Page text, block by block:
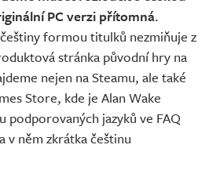
PC verzi přítomná.
formou titulků nezmiňuje z
stránka původní hry na
nejen na Steamu, ale také
Store, kde je Alan Wake
podporovaných jazyků ve FAQ
v něm zkrátka češtinu